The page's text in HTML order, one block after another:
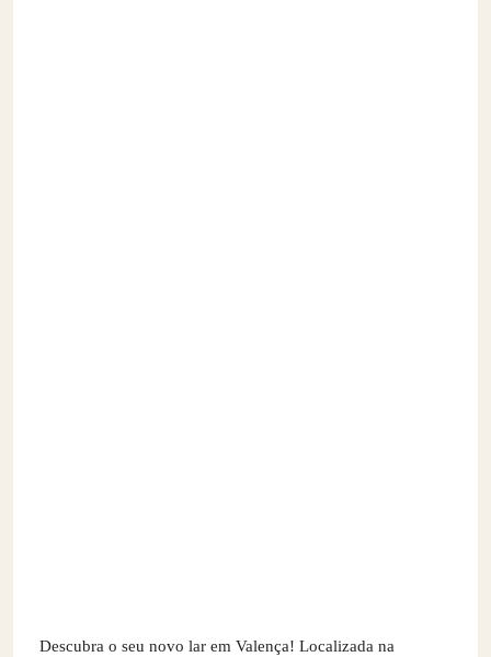
Descubra o seu novo lar em Valença! Localizada na